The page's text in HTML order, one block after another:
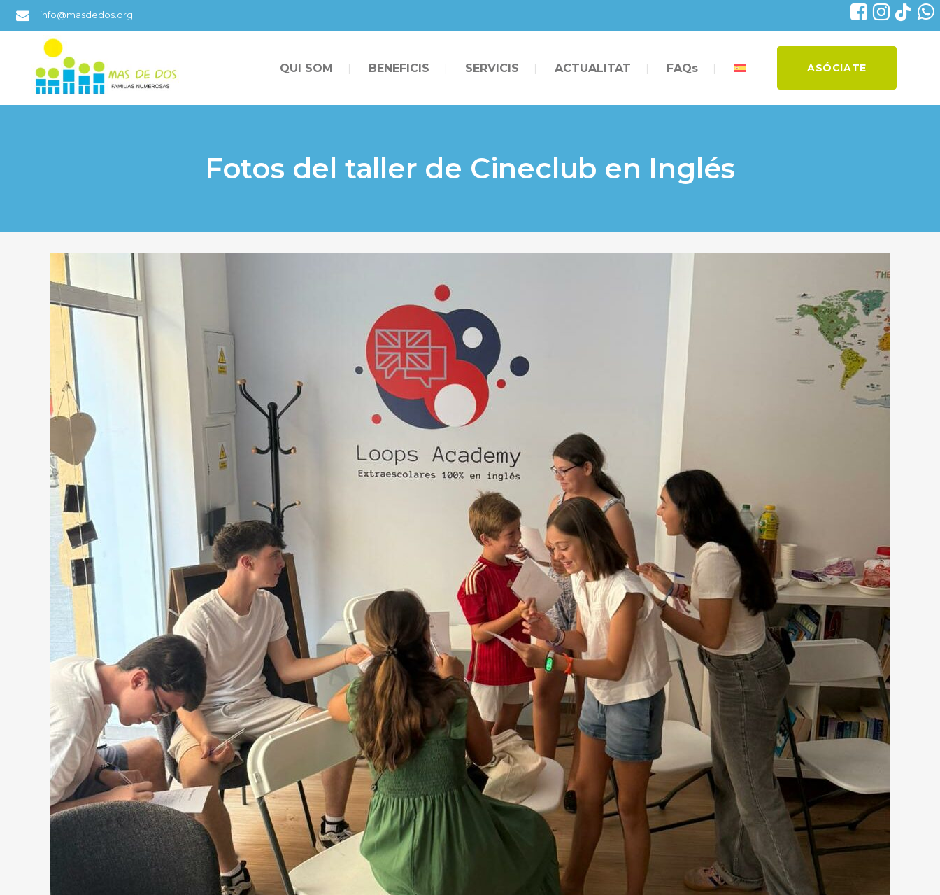
info@masdedos.org
ASÓCIATE
QUI SOM BENEFICIS SERVICIS ACTUALITAT FAQs
Fotos del taller de Cineclub en Inglés